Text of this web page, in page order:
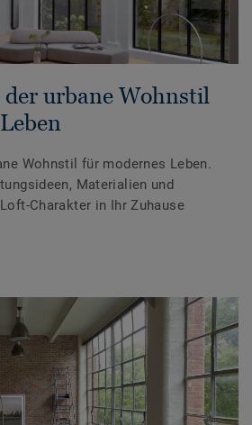
urbane Wohnstil
Wohnstil für modernes Leben.
Materialien und
Charakter in Ihr Zuhause